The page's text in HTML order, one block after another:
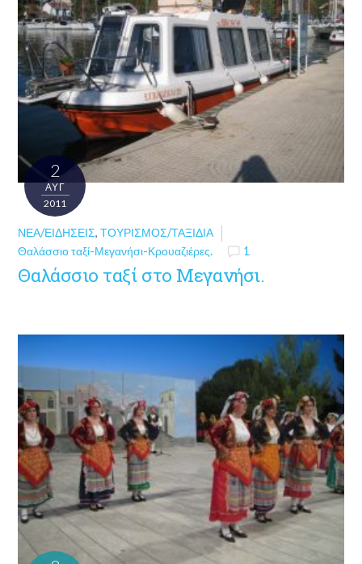
2
ΑΥΓ
2011
ΝΈΑ/ΕΙΔΉΣΕΙΣ,ΤΟΥΡΙΣΜΌΣ/ΤΑΞΊΔΙΑ
Θαλάσσιο ταξί-Μεγανήσι-Κρουαζιέρες.
1
Θαλάσσιο ταξί στο Μεγανήσι.